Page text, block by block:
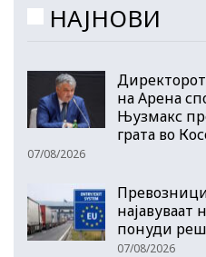
НАЈНОВИ
на Арена
Њузмакс
грата во
07/08/2026
најавуваат
понуди
07/08/2026